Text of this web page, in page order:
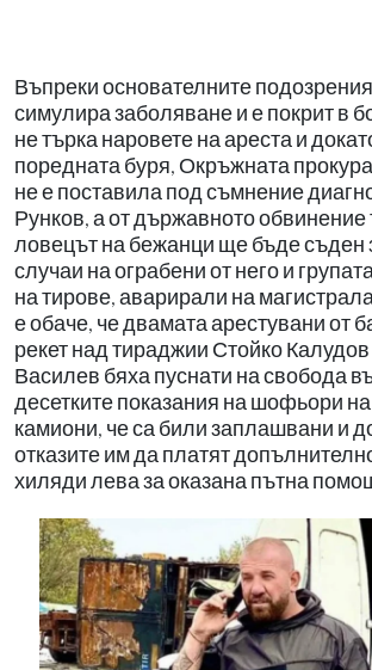
Въпреки основателните
симулира заболяване и е покрит в
не търка наровете на ареста и
поредната буря, Окръжната
не е поставила под съмнение
Рунков, а от държавното обвинение
ловецът на бежанци ще бъде съден
случаи на ограбени от него и
на тирове, аварирали на
е обаче, че двамата арестувани от
рекет над тираджии Стойко Калудов
Василев бяха пуснати на свобода
десетките показания на шофьори
камиони, че са били заплашвани и
отказите им да платят
хиляди лева за оказана пътна